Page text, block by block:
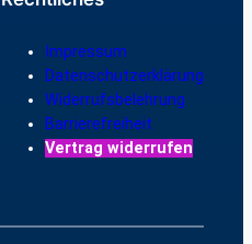
Impressum
Datenschutzerklärung
Widerrufsbelehrung
Barrierefreiheit
Vertrag widerrufen